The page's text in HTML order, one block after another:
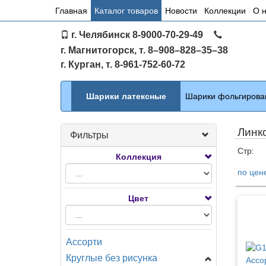
Основное
Главная Каталог товаров Новости Коллекции О
г. Челябинск 8-9000-70-29-49
г. Магнитогорск, т. 8–908–828–35–38
г. Курган, т. 8-961-752-60-72
Каталог
Шарики латексные Шарики
Фильтры
Коллекция
Цвет
Ассорти
Круглые без рисунка
Стр:
по